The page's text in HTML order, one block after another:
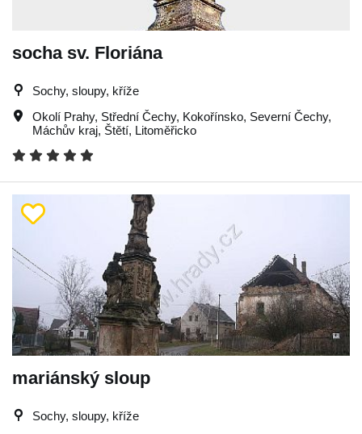
socha sv. Floriána
Sochy, sloupy, kříže
Okolí Prahy, Střední Čechy, Kokořínsko, Severní Čechy,
Máchův kraj, Štětí, Litoměřicko
mariánský sloup
Sochy, sloupy, kříže